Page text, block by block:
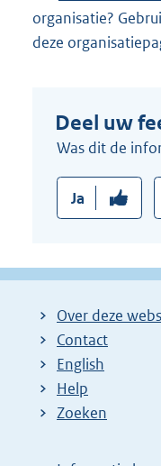
organisatie?
deze
Deel uw
Was dit de
Ja
Over deze
Contact
English
Help
Zoeken